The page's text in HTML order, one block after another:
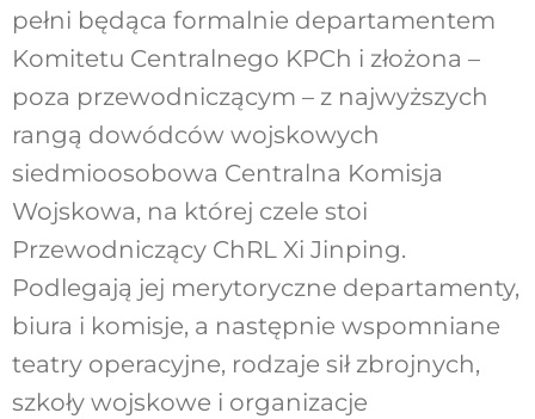
pełni będąca formalnie departamentem
Komitetu Centralnego KPCh i złożona –
poza przewodniczącym – z najwyższych
rangą dowódców wojskowych
siedmioosobowa Centralna Komisja
Wojskowa, na której czele stoi
Przewodniczący ChRL Xi Jinping.
Podlegają jej merytoryczne departamenty,
biura i komisje, a następnie wspomniane
teatry operacyjne, rodzaje sił zbrojnych,
szkoły wojskowe i organizacje